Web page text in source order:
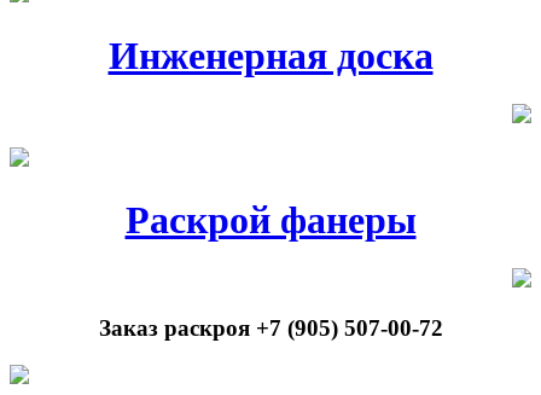
Инженерная доска
Раскрой фанеры
Заказ раскроя +7 (905) 507-00-72